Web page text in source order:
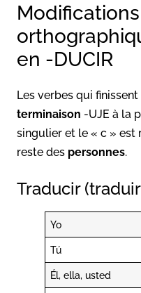
Modifications
en -DUCIR
Les verbes qui
terminaison -UJE à la
singulier et le « c » est
reste des personnes.
Traducir
Yo
Tú
Él, ella, usted